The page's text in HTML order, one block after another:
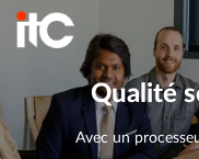
Qualité
Avec un